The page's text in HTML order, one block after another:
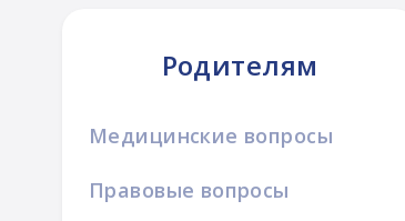
Родителям
Медицинские вопросы
Правовые вопросы